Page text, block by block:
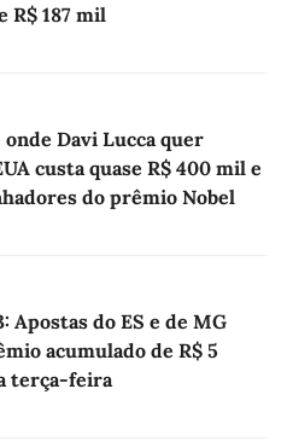
R$ 187 mil
Davi Lucca quer
custa quase R$ 400 mil e
do prêmio Nobel
Apostas do ES e de MG
acumulado de R$ 5
terça-feira